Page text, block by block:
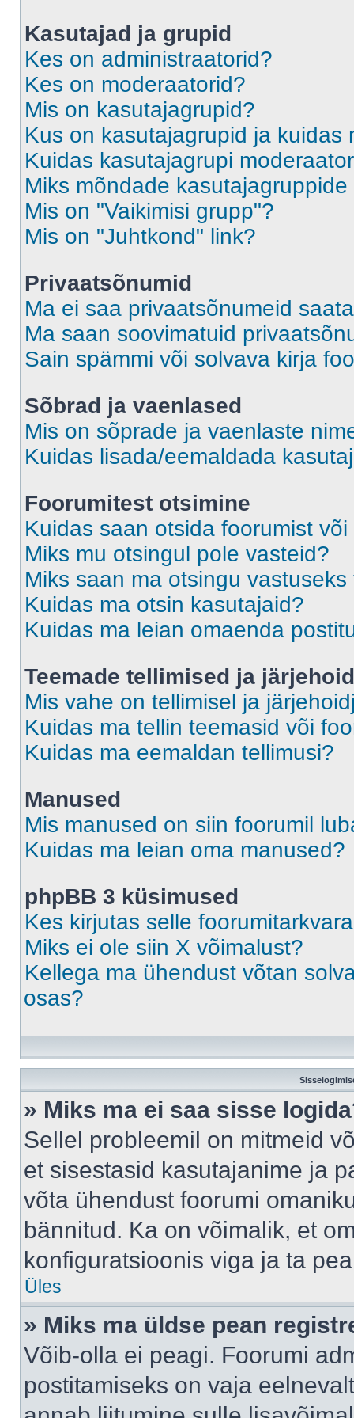
Kasutajad ja grupid
Kes on administraatorid?
Kes on moderaatorid?
Mis on kasutajagrupid?
Kus on kasutajagrupid ja kuidas
Kuidas kasutajagrupi
Miks mõndade
Mis on "Vaikimisi grupp"?
Mis on "Juhtkond" link?
Privaatsõnumid
Ma ei saa privaatsõnumeid
Ma saan soovimatuid
Sain spämmi või solvava kirja
Sõbrad ja vaenlased
Mis on sõprade ja vaenlaste
Kuidas lisada/eemaldada
Foorumitest otsimine
Kuidas saan otsida foorumist
Miks mu otsingul pole vasteid?
Miks saan ma otsingu
Kuidas ma otsin kasutajaid?
Kuidas ma leian omaenda
Teemade tellimised ja
Mis vahe on tellimisel ja
Kuidas ma tellin teemasid või
Kuidas ma eemaldan tellimusi?
Manused
Mis manused on siin foorumil
Kuidas ma leian oma manused?
phpBB 3 küsimused
Kes kirjutas selle
Miks ei ole siin X võimalust?
Kellega ma ühendust võtan
osas?
» Miks ma ei saa sisse
Sellel probleemil on mitmeid
et sisestasid kasutajanime ja
võta ühendust foorumi
bännitud. Ka on võimalik, et
konfiguratsioonis viga ja ta
Üles
» Miks ma üldse pean
Võib-olla ei peagi. Foorumi
postitamiseks on vaja